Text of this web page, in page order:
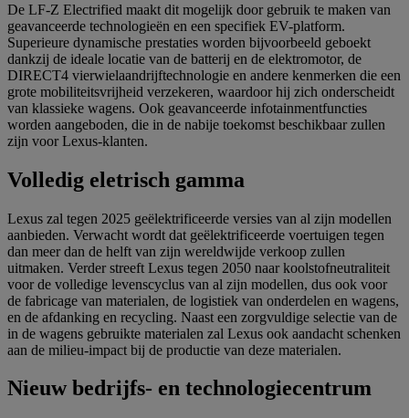
De LF-Z Electrified maakt dit mogelijk door gebruik te maken van
geavanceerde technologieën en een specifiek EV-platform.
Superieure dynamische prestaties worden bijvoorbeeld geboekt
dankzij de ideale locatie van de batterij en de elektromotor, de
DIRECT4 vierwielaandrijftechnologie en andere kenmerken die een
grote mobiliteitsvrijheid verzekeren, waardoor hij zich onderscheidt
van klassieke wagens. Ook geavanceerde infotainmentfuncties
worden aangeboden, die in de nabije toekomst beschikbaar zullen
zijn voor Lexus-klanten.
Volledig eletrisch gamma
Lexus zal tegen 2025 geëlektrificeerde versies van al zijn modellen
aanbieden. Verwacht wordt dat geëlektrificeerde voertuigen tegen
dan meer dan de helft van zijn wereldwijde verkoop zullen
uitmaken. Verder streeft Lexus tegen 2050 naar koolstofneutraliteit
voor de volledige levenscyclus van al zijn modellen, dus ook voor
de fabricage van materialen, de logistiek van onderdelen en wagens,
en de afdanking en recycling. Naast een zorgvuldige selectie van de
in de wagens gebruikte materialen zal Lexus ook aandacht schenken
aan de milieu-impact bij de productie van deze materialen.
Nieuw bedrijfs- en technologiecentrum